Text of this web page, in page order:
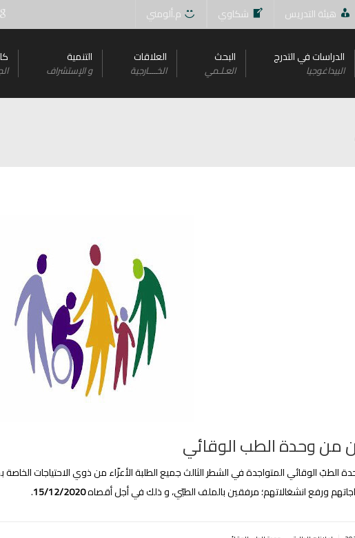
هيئة التدريس شكاوي م.ألومني
الدراسات في التدرج
البيداغوجيا
البحث
العـلـمي
العلاقات
الخــــارجية
التنمية
و اﻹستشراف
من وحدة الطب الوقائي
الطبّ الوقائي المتواجدة في الشطر الثالث جميع الطلبة الأعزّاء من ذوي الاحتياجات الخاصة
ورفع انشغالاتهم؛ مرفقين بالملف الطبّي، و ذلك في أجل أقصاه15/12/2020
.